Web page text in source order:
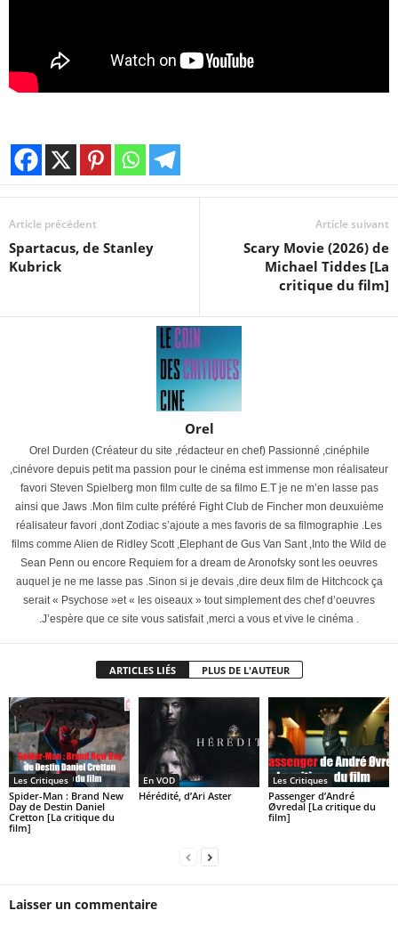
Article précédent
Spartacus, de Stanley
Kubrick
Article suivant
Scary Movie (2026) de
Michael Tiddes [La
critique du film]
Orel
Orel Durden (Créateur du site ,rédacteur en chef) Passionné ,cinéphile
,cinévore depuis petit ma passion pour le cinéma est immense mon réalisateur
favori Steven Spielberg mon film culte de sa filmo E.T je ne m’en lasse pas
ainsi que Jaws .Mon film culte préféré Fight Club de Fincher mon deuxuième
réalisateur favori ,dont Zodiac s’ajoute a mes favoris de sa filmographie .Les
films comme Alien de Ridley Scott ,Elephant de Gus Van Sant ,Into the Wild de
Sean Penn ou encore Requiem for a dream de Aronofsky sont les oeuvres
auquel je ne me lasse pas .Sinon si je devais ,dire deux film de Hitchcock ça
serait « Psychose »et « les oiseaux » tout simplement des chef d’oeuvres
.J’espère que ce site vous satisfait ,merci a vous et vive le cinéma .
ARTICLES LIÉS PLUS DE L'AUTEUR
Les Critiques
Spider-Man : Brand New
Day de Destin Daniel
Cretton [La critique du
film]
En VOD
Hérédité, d’Ari Aster
Les Critiques
Passenger d’André
Øvredal [La critique du
film]
Laisser un commentaire